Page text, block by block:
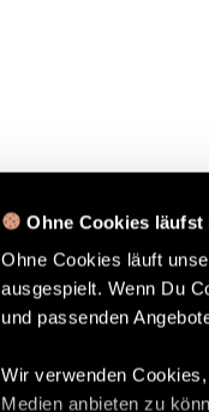
Ohne Cookies
Ohne Cookies läuft
ausgespielt. Wenn Du
und passenden
Wir verwenden
Medien anbieten zu